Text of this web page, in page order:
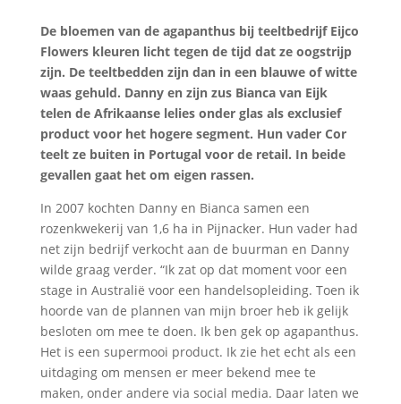
De bloemen van de agapanthus bij teeltbedrijf Eijco
Flowers kleuren licht tegen de tijd dat ze oogstrijp
zijn. De teeltbedden zijn dan in een blauwe of witte
waas gehuld. Danny en zijn zus Bianca van Eijk
telen de Afrikaanse lelies onder glas als exclusief
product voor het hogere segment. Hun vader Cor
teelt ze buiten in Portugal voor de retail. In beide
gevallen gaat het om eigen rassen.
In 2007 kochten Danny en Bianca samen een
rozenkwekerij van 1,6 ha in Pijnacker. Hun vader had
net zijn bedrijf verkocht aan de buurman en Danny
wilde graag verder. “Ik zat op dat moment voor een
stage in Australië voor een handelsopleiding. Toen ik
hoorde van de plannen van mijn broer heb ik gelijk
besloten om mee te doen. Ik ben gek op agapanthus.
Het is een supermooi product. Ik zie het echt als een
uitdaging om mensen er meer bekend mee te
maken, onder andere via social media. Daar laten we